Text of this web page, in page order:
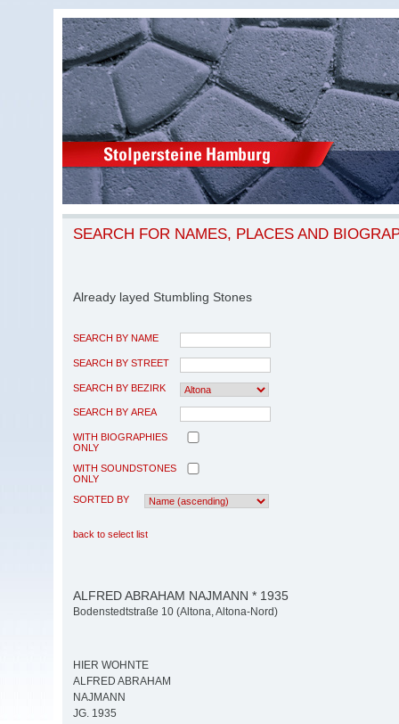
SEARCH FOR NAMES, PLACES AND
Already layed Stumbling Stones
SEARCH BY NAME
SEARCH BY STREET
SEARCH BY BEZIRK
SEARCH BY AREA
WITH BIOGRAPHIES
ONLY
WITH SOUNDSTONES
ONLY
SORTED BY
back to select list
ALFRED ABRAHAM NAJMANN * 1935
Bodenstedtstraße 10 (Altona, Altona-Nord)
HIER WOHNTE
ALFRED ABRAHAM
NAJMANN
JG. 1935